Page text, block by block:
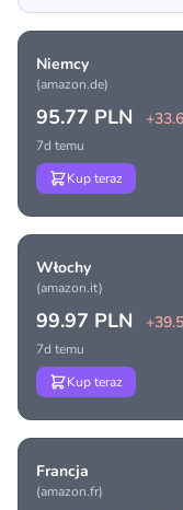
Niemcy
(amazon.de)
95.77 PLN
7d temu
Kup teraz
Włochy
(amazon.it)
99.97 PLN
7d temu
Kup teraz
Francja
(amazon.fr)